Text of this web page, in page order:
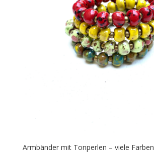
Armbänder mit Tonperlen – viele Farben